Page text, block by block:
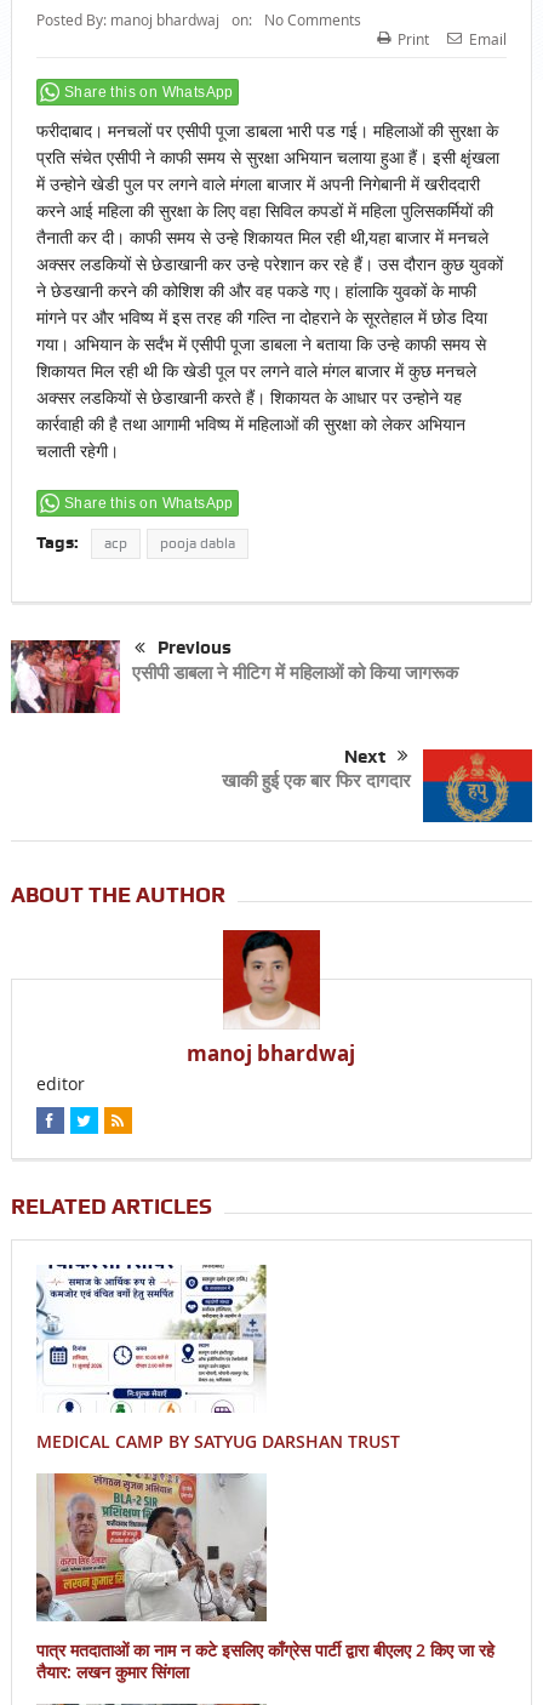
Posted By: manoj bhardwaj on:
No Comments
Print
Email
Share this on WhatsApp
फरीदाबाद। मनचलों पर एसीपी पूजा डाबला भारी पड गई। महिलाओं की सुरक्षा के
प्रति संचेत एसीपी ने काफी समय से सुरक्षा अभियान चलाया हुआ हैं। इसी क्षृंखला
में उन्होने खेडी पुल पर लगने वाले मंगला बाजार में अपनी निगेबानी में खरीददारी
करने आई महिला की सुरक्षा के लिए वहा सिविल कपडों में महिला पुलिसकर्मियों की
तैनाती कर दी। काफी समय से उन्हे शिकायत मिल रही थी,यहा बाजार में मनचले
अक्सर लडकियों से छेडाखानी कर उन्हे परेशान कर रहे हैं। उस दौरान कुछ युवकों
ने छेडखानी करने की कोशिश की और वह पकडे गए। हांलाकि युवकों के माफी
मांगने पर और भविष्य में इस तरह की गल्ति ना दोहराने के सूरतेहाल में छोड दिया
गया। अभियान के सर्दंभ में एसीपी पूजा डाबला ने बताया कि उन्हे काफी समय से
शिकायत मिल रही थी कि खेडी पूल पर लगने वाले मंगल बाजार में कुछ मनचले
अक्सर लडकियों से छेडाखानी करते हैं। शिकायत के आधार पर उन्होने यह
कार्रवाही की है तथा आगामी भविष्य में महिलाओं की सुरक्षा को लेकर अभियान
चलाती रहेगी।
Share this on WhatsApp
Tags: acp pooja dabla
Previous
एसीपी डाबला ने मीटिग में महिलाओं को किया जागरूक
Next
खाकी हुई एक बार फिर दागदार
ABOUT THE AUTHOR
manoj bhardwaj
editor
RELATED ARTICLES
MEDICAL CAMP BY SATYUG DARSHAN TRUST
पात्र मतदाताओं का नाम न कटे इसलिए काँग्रेस पार्टी द्वारा बीएलए 2 किए जा रहे
तैयार: लखन कुमार सिंगला